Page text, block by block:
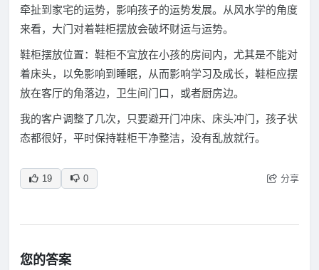
牵扯到家宅的运势，影响孩子的运势发展。从风水学的角度
来看，大门对着鞋柜摆放会破坏财运与运势。
鞋柜摆放位置：鞋柜不宜放在小孩的房间内，尤其是不能对
着床头，以免影响到睡眠，从而影响学习及成长，鞋柜应摆
放在客厅的角落边，卫生间门口，或者厨房边。
我的客户调整了几次，只要避开门冲床、床头冲门，孩子状
态都很好，平时保持鞋柜干净整洁，没有乱放就行。
19 0 分享
您的答案